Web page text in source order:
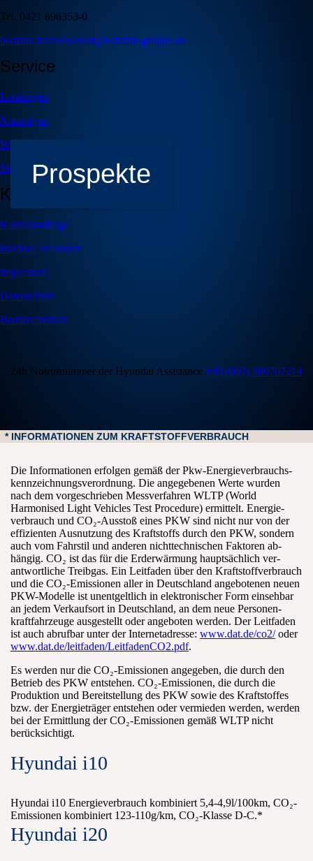
Prospekte
Tel. 0421 696353-0
bobrink.bremen-nord@bobrink-gruppe.de
Service
Leistungen
Neuwagen
Werkstatt-Leistungen
Stellenangebote
Kontakt
Kontaktanfrage
Rückruf anfordern
Impressum
Datenschutz
Barrierefreiheit
24h Notrufnummer der Hyundai Assistance +49 (069) 380767214
* INFORMATIONEN ZUM KRAFTSTOFFVERBRAUCH
Die Informationen erfolgen gemäß der Pkw-Energie­verbrauchs­
kennzeichnungs­verordnung. Die an­gegebenen Werte wurden
nach dem vor­geschrieben Mess­verfahren WLTP (World
Harmonised Light Vehicles Test Procedure) er­mittelt. Energie­
verbrauch und CO₂-Ausstoß eines PKW sind nicht nur von der
effizienten Aus­nutzung des Kraft­stoffs durch den PKW, sondern
auch vom Fahr­stil und anderen nicht­technischen Faktoren ab­
hängig. CO₂ ist das für die Erd­erwärmung haupt­sächlich ver­
antwortliche Treib­gas. Ein Leit­faden über den Kraft­stoff­verbrauch
und die CO₂-Emissionen aller in Deutschland an­gebotenen neuen
PKW-Modelle ist un­entgeltlich in elektronischer Form ein­sehbar
an jedem Verkaufs­ort in Deutschland, an dem neue Personen­
kraftfahrzeuge aus­gestellt oder an­geboten werden. Der Leit­faden
ist auch ab­rufbar unter der Internet­adresse: www.dat.de/co2/oder
www.dat.de/leitfaden/LeitfadenCO2.pdf.
Es werden nur die CO₂-Emissionen ange­geben, die durch den
Be­trieb des PKW ent­stehen. CO₂-Emissionen, die durch die
Produktion und Bereit­stellung des PKW sowie des Kraft­stoffes
bzw. der Energie­träger ent­stehen oder ver­mieden werden, werden
bei der Er­mittlung der CO₂-Emissionen gemäß WLTP nicht
berücksichtigt.
Hyundai i10
Hyundai i10 Energieverbrauch kombiniert 5,4-4,9l/100km, CO₂-
Emissionen kombiniert 123-110g/km, CO₂-Klasse D-C.*
Hyundai i20